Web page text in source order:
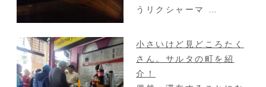
うリクシャーマ …
小さいけど見どころたく
さん。サルタの町を紹
介！